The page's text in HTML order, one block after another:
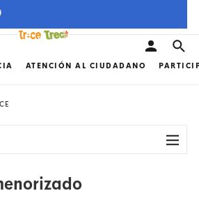
ATENCIÓN AL CIUDADANO